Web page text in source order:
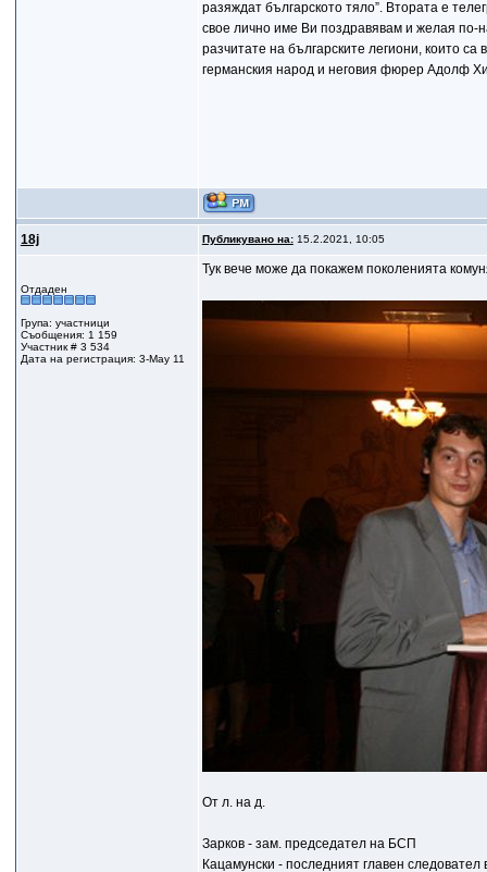
разяждат българското тяло”. Втората е
свое лично име Ви поздравявам и желая по-
разчитате на българските легиони, които
германския народ и неговия фюрер Адолф
18j Публикувано на:15.2.2021, 10:05
Отдаден
Група: участници
Съобщения: 1 159
Участник # 3 534
Дата на регистрация: 3-May 11
Тук вече може да покажем поколенията
От л. на д.
Зарков - зам. председател на БСП
Кацамунски - последният главен